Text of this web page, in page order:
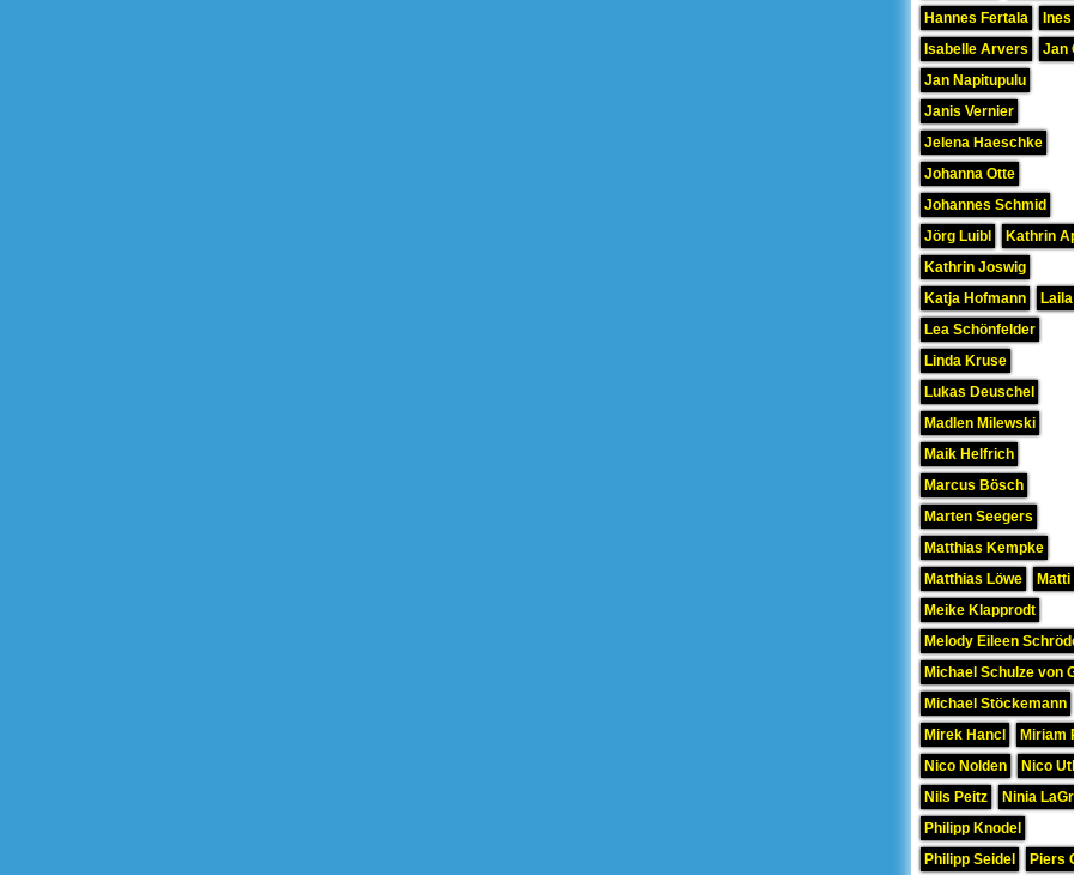
Hannes Fertala
Isabelle Arvers
Jan
Jan Napitupulu
Janis Vernier
Jelena Haeschke
Johanna Otte
Johannes Schmid
Jörg Luibl
Kathrin
Kathrin Joswig
Katja Hofmann
Lea Schönfelder
Linda Kruse
Lukas Deuschel
Madlen Milewski
Maik Helfrich
Marcus Bösch
Marten Seegers
Matthias Kempke
Matthias Löwe
Matti
Meike Klapprodt
Melody Eileen
Michael Schulze von
Michael Stöckemann
Mirek Hancl
Miriam
Nico Nolden
Nico
Nils Peitz
Ninia
Philipp Knodel
Philipp Seidel
Piers